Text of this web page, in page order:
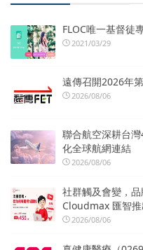
FLOC唯一基督徒
2021/03/29
遠傳召開2026年
2026/08/06
聯合航空深耕台
化全球航網連結
2026/08/06
社群觸及會變，
Cloudmax 匯智
2026/08/06